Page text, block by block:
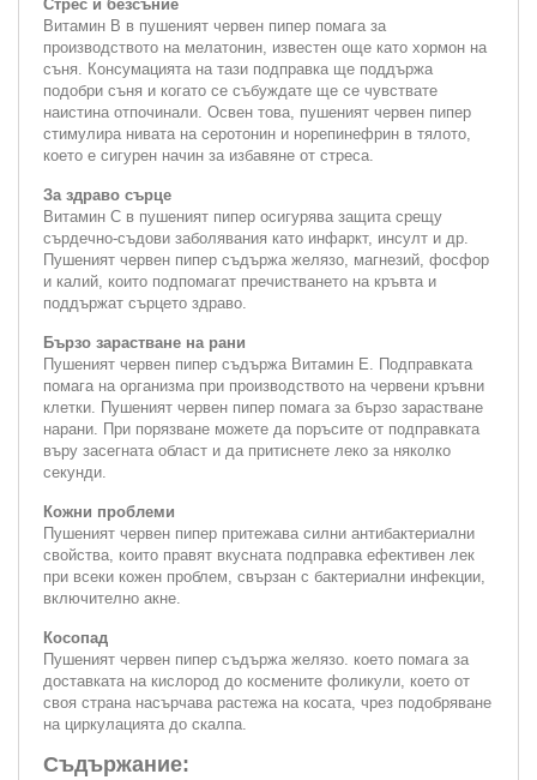
Стрес и безсъние
Витамин В в пушеният червен пипер помага за
производството на мелатонин, известен още като хормон на
съня. Консумацията на тази подправка ще поддържа
подобри съня и когато се събуждате ще се чувствате
наистина отпочинали. Освен това, пушеният червен пипер
стимулира нивата на серотонин и норепинефрин в тялото,
което е сигурен начин за избавяне от стреса.
За здраво сърце
Витамин С в пушеният пипер осигурява защита срещу
сърдечно-съдови заболявания като инфаркт, инсулт и др.
Пушеният червен пипер съдържа желязо, магнезий, фосфор
и калий, които подпомагат пречистването на кръвта и
поддържат сърцето здраво.
Бързо зарастване на рани
Пушеният червен пипер съдържа Витамин Е. Подправката
помага на организма при производството на червени кръвни
клетки. Пушеният червен пипер помага за бързо зарастване
нарани. При порязване можете да поръсите от подправката
въру засегната област и да притиснете леко за няколко
секунди.
Кожни проблеми
Пушеният червен пипер притежава силни антибактериални
свойства, които правят вкусната подправка ефективен лек
при всеки кожен проблем, свързан с бактериални инфекции,
включително акне.
Косопад
Пушеният червен пипер съдържа желязо. което помага за
доставката на кислород до космените фоликули, което от
своя страна насърчава растежа на косата, чрез подобряване
на циркулацията до скалпа.
Съдържание: